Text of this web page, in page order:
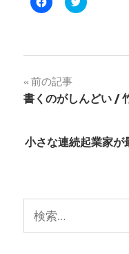
で
に
リ
ッ
ク
だ
さ
ィ
ド
ウ
で
リ
Twitter
し
ン
ド
す)
投
稿
ナ
ゲ
ー
前の記事
書くのがしんどい /
小さな連続起業家
索: